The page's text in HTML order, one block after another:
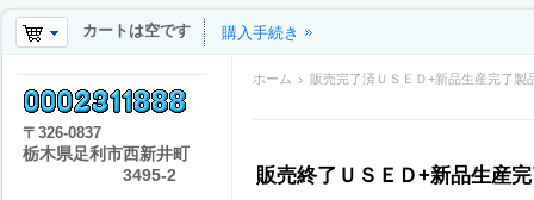
カートは空です 購入手続き
ホーム 販売完了済ＵＳＥＤ+新品生産完了製
販売終了ＵＳＥＤ+新品生産
〒 326-0837
栃木県足利市西新井町
3495-2